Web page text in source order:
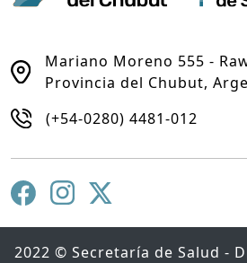
Mariano Moreno 555 -
Provincia del Chubut,
(+54-0280) 4481-012
2022 © Secretaría de Salud -